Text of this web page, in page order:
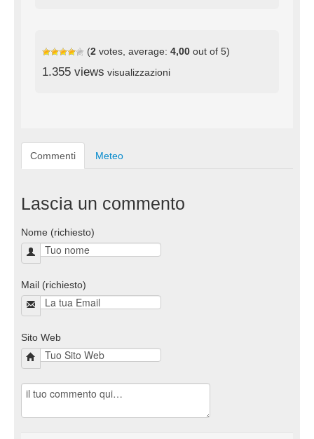
(2 votes, average: 4,00 out of 5)
1.355 views visualizzazioni
Commenti Meteo
Lascia un commento
Nome (richiesto)
Mail (richiesto)
Sito Web